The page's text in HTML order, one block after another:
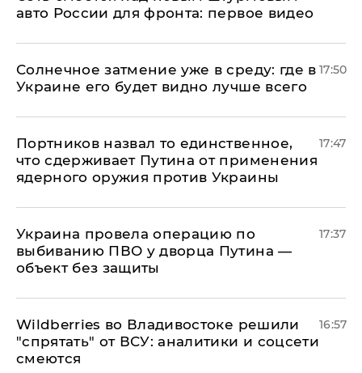
авто России для фронта: первое видео
​Солнечное затмение уже в среду: где в
Украине его будет видно лучше всего
17:50
Портников назвал то единственное,
что сдерживает Путина от применения
ядерного оружия против Украины
17:47
Украина провела операцию по
выбиванию ПВО у дворца Путина —
объект без защиты
17:37
Wildberries во Владивостоке решили
"спрятать" от ВСУ: аналитики и соцсети
смеются
16:57